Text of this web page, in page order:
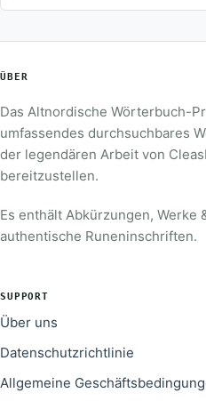
ÜBER
Das Altnordische Wörterbuch-
umfassendes durchsuchbares
der legendären Arbeit von
bereitzustellen.
Es enthält Abkürzungen, Werke
authentische Runeninschriften.
SUPPORT
Über uns
Datenschutzrichtlinie
Allgemeine